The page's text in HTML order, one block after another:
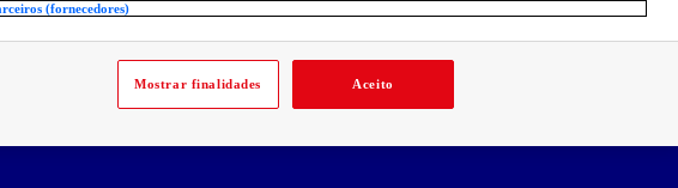
(fornecedores)
Mostrar finalidades Aceito